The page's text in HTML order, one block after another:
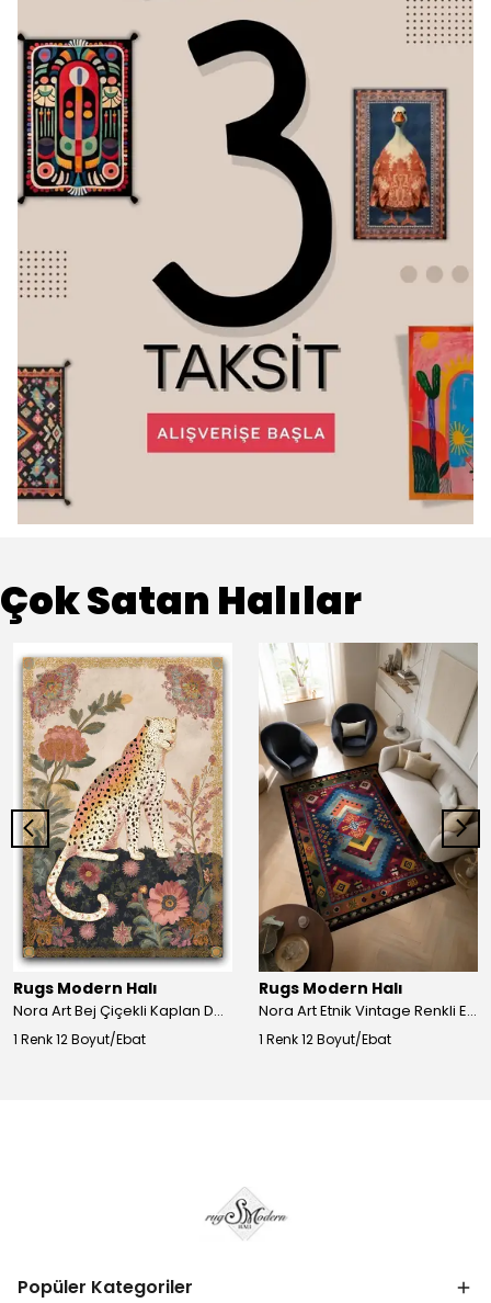
Çok Satan Halılar
Rugs Modern Halı
Nora Art Bej Çiçekli Kaplan Desenli Dokuma Taban Dekoratif Salon Halısı 61
1 Renk 12 Boyut/Ebat
Rugs Modern Halı
Nora Art Etnik Vintage Renkli Eskitme Dokuma Taban Dekoratif Salon Halısı 63
1 Renk 12 Boyut/Ebat
Popüler Kategoriler